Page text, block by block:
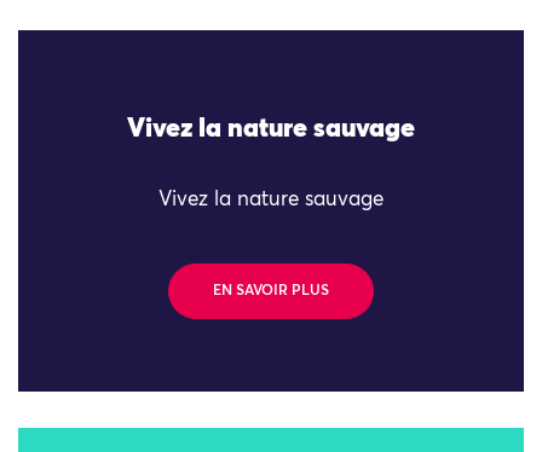
Vivez la nature sauvage
Vivez la nature sauvage
EN SAVOIR PLUS